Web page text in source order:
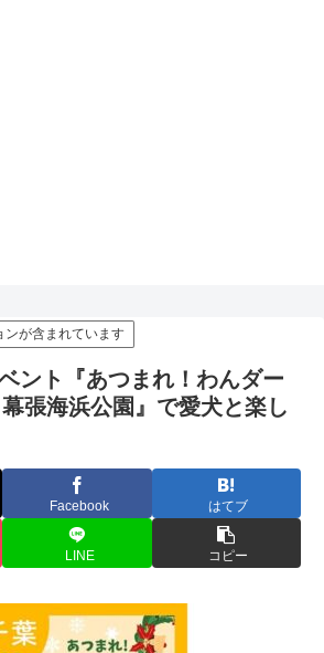
が含まれています
ント『あつまれ！わんダー
張海浜公園』で愛犬と楽し
Facebook はてブ
LINE コピー